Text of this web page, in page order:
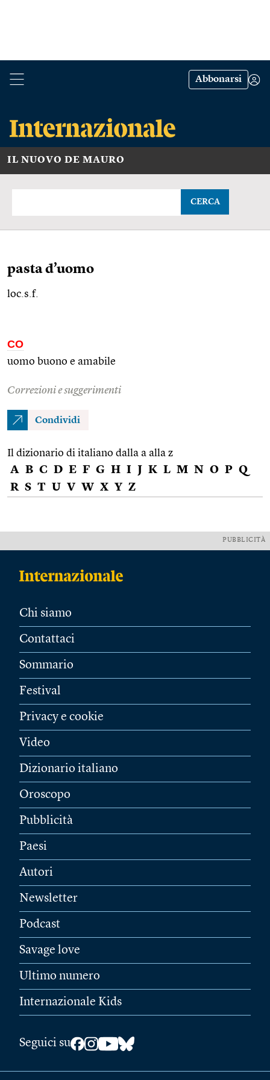
Abbonarsi
IL NUOVO DE MAURO
CERCA
pasta d’uomo
loc.s.f.
CO
uomo buono e amabile
Correzioni e suggerimenti
Condividi
Il dizionario di italiano dalla a alla z
A B C D E F G H I J K L M N O P Q
R S T U V W X Y Z
PUBBLICITÀ
Chi siamo
Contattaci
Sommario
Festival
Privacy e cookie
Video
Dizionario italiano
Oroscopo
Pubblicità
Paesi
Autori
Newsletter
Podcast
Savage love
Ultimo numero
Internazionale Kids
Seguici su